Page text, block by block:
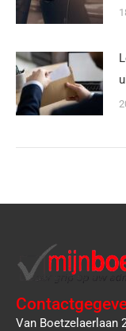
Van Boetzelaerlaan